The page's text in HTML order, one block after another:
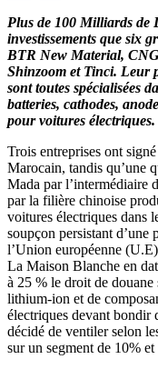
Plus de 100 Milliards de
investissements que six
BTR New Material,
Shinzoom et Tinci. Leur
sont toutes spécialisées
batteries, cathodes,
pour voitures électriques.
Trois entreprises ont
Marocain, tandis qu’une
Mada par l’intermédiaire
par la filière chinoise
voitures électriques dans
soupçon persistant
l’Union européenne
La Maison Blanche en
à 25 % le droit de douane
lithium-ion et de
électriques devant bondir
décidé de ventiler selon
sur un segment de 10% et